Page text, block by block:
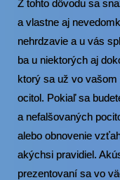
Z tohto dôvodu sa
a vlastne aj
nehrdzavie a u vás
ba u niektorých aj
ktorý sa už vo vašom
ocitol. Pokiaľ sa
a nefalšovaných
alebo obnovenie
akýchsi pravidiel.
prezentovaní sa vo